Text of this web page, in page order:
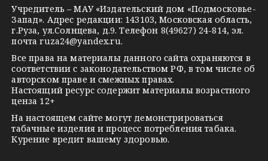
s
n
i
k
i
e
Учредитель – МАУ «Издательский дом «Подмосковье-
Запад». Адрес редакции: 143103, Московская область,
г.Руза, ул.Солнцева, д.9. Телефон 8(49627) 24-814, эл.
почтаruza24@yandex.ru.
Все права на материалы данного сайта охраняются в
соответствии с законодательством РФ, в том числе об
авторском праве и смежных правах.
Настоящий ресурс содержит материалы возрастного
ценза 12+
На настоящем сайте могут демонстрироваться
табачные изделия и процесс потребления табака.
Курение вредит вашему здоровью.